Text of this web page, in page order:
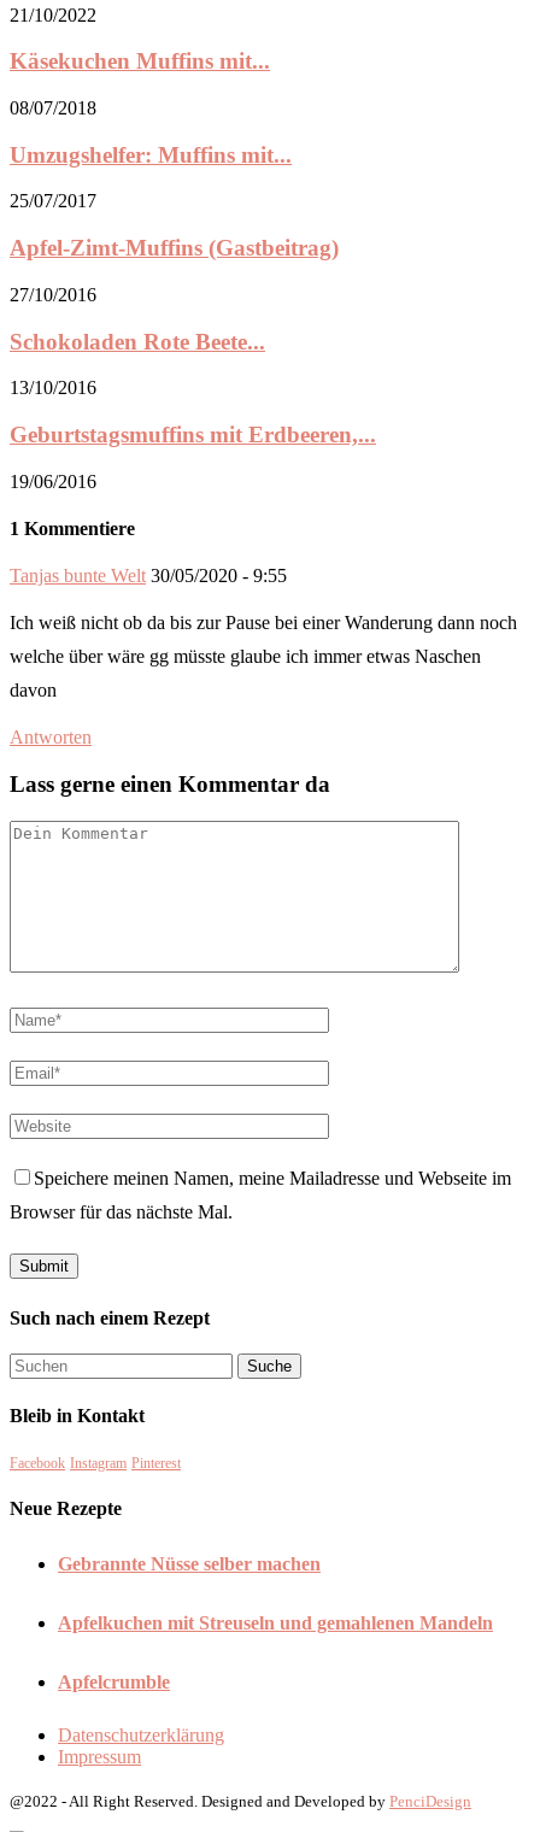
21/10/2022
Käsekuchen Muffins mit...
08/07/2018
Umzugshelfer: Muffins mit...
25/07/2017
Apfel-Zimt-Muffins (Gastbeitrag)
27/10/2016
Schokoladen Rote Beete...
13/10/2016
Geburtstagsmuffins mit Erdbeeren,...
19/06/2016
1 Kommentiere
Tanjas bunte Welt 30/05/2020 - 9:55
Ich weiß nicht ob da bis zur Pause bei einer Wanderung dann noch
welche über wäre gg müsste glaube ich immer etwas Naschen
davon
Antworten
Lass gerne einen Kommentar da
Speichere meinen Namen, meine Mailadresse und Webseite im
Browser für das nächste Mal.
Such nach einem Rezept
Bleib in Kontakt
Facebook Instagram Pinterest
Neue Rezepte
Gebrannte Nüsse selber machen
Apfelkuchen mit Streuseln und gemahlenen Mandeln
Apfelcrumble
Datenschutzerklärung
Impressum
@2022 - All Right Reserved. Designed and Developed by PenciDesign